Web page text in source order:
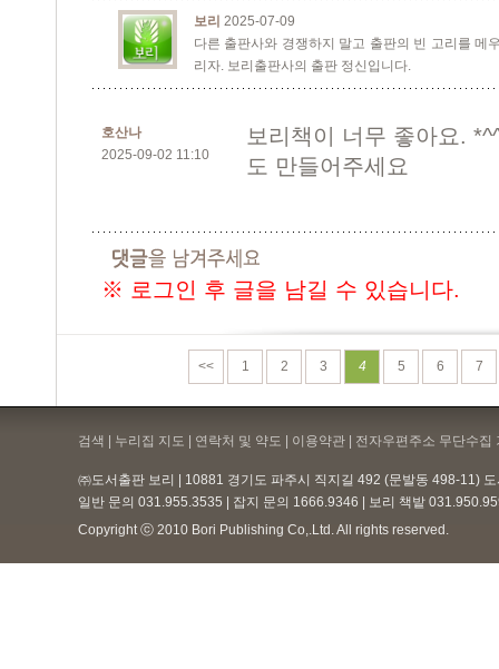
보리 2025-07-09
다른 출판사와 경쟁하지 말고 출판의 빈 고리를 메
리자. 보리출판사의 출판 정신입니다.
호산나
2025-09-02 11:10
보리책이 너무 좋아요.
도 만들어주세요
※ 로그인 후 글을 남길 수 있습니다.
<< 1 2 3 4 5 6 7
검색 | 누리집 지도 | 연락처 및 약도 | 이용약관 | 전자우편주소 무단수집
㈜도서출판 보리 | 10881 경기도 파주시 직지길 492 (문발동 498-11)
일반 문의 031.955.3535 | 잡지 문의 1666.9346 | 보리 책밭
Copyright ⓒ 2010 Bori Publishing Co,.Ltd. All rights reserved.